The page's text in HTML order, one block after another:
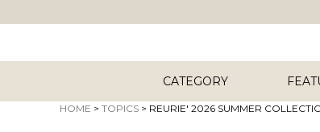
CATEGORY
HOME TOPICS REURIE' 2026 SUMMER